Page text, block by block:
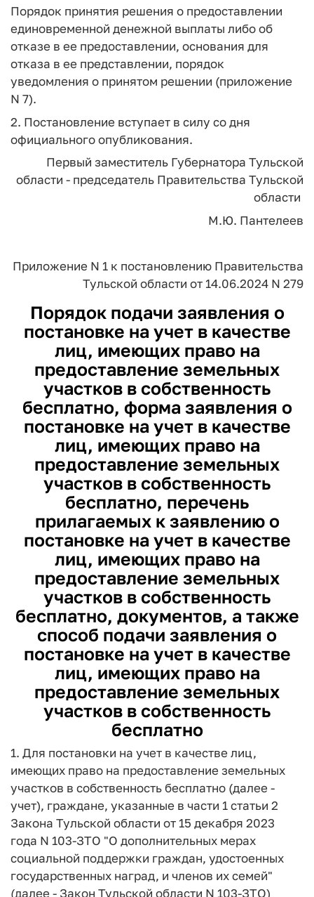
Порядок принятия решения о предоставлении
единовременной денежной выплаты либо об
отказе в ее предоставлении, основания для
отказа в ее представлении, порядок
уведомления о принятом решении (приложение
N 7).
2. Постановление вступает в силу со дня
официального опубликования.
Первый заместитель Губернатора Тульской
области - председатель Правительства Тульской
области
М.Ю. Пантелеев
Приложение N 1 к постановлению Правительства
Тульской области от 14.06.2024 N 279
Порядок подачи заявления о
постановке на учет в качестве
лиц, имеющих право на
предоставление земельных
участков в собственность
бесплатно, форма заявления о
постановке на учет в качестве
лиц, имеющих право на
предоставление земельных
участков в собственность
бесплатно, перечень
прилагаемых к заявлению о
постановке на учет в качестве
лиц, имеющих право на
предоставление земельных
участков в собственность
бесплатно, документов, а также
способ подачи заявления о
постановке на учет в качестве
лиц, имеющих право на
предоставление земельных
участков в собственность
бесплатно
1. Для постановки на учет в качестве лиц,
имеющих право на предоставление земельных
участков в собственность бесплатно (далее -
учет), граждане, указанные в части 1 статьи 2
Закона Тульской области от 15 декабря 2023
года N 103-ЗТО "О дополнительных мерах
социальной поддержки граждан, удостоенных
государственных наград, и членов их семей"
(далее - Закон Тульской области N 103-ЗТО)